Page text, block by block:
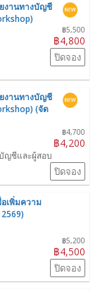
งานทางบัญชี
฿5,500
฿4,800
ปิดจอง
งานทางบัญชี
(จัด
฿4,700
฿4,200
ญชีและผู้สอบ
ปิดจอง
เพิ่มความ
฿5,200
฿4,500
ปิดจอง